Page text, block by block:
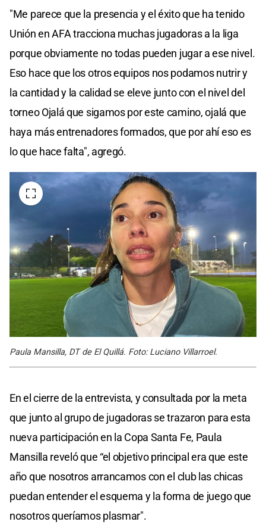
"Me parece que la presencia y el éxito que ha tenido
Unión en AFA tracciona muchas jugadoras a la liga
porque obviamente no todas pueden jugar a ese nivel.
Eso hace que los otros equipos nos podamos nutrir y
la cantidad y la calidad se eleve junto con el nivel del
torneo Ojalá que sigamos por este camino, ojalá que
haya más entrenadores formados, que por ahí eso es
lo que hace falta", agregó.
Paula Mansilla, DT de El Quillá. Foto: Luciano Villarroel.
En el cierre de la entrevista, y consultada por la meta
que junto al grupo de jugadoras se trazaron para esta
nueva participación en la Copa Santa Fe, Paula
Mansilla reveló que “el objetivo principal era que este
año que nosotros arrancamos con el club las chicas
puedan entender el esquema y la forma de juego que
nosotros queríamos plasmar".